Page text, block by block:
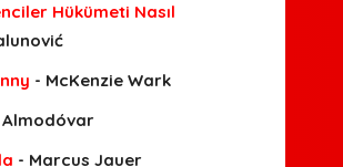
Hükümeti Nasıl
- McKenzie Wark
- Marcus Jauer